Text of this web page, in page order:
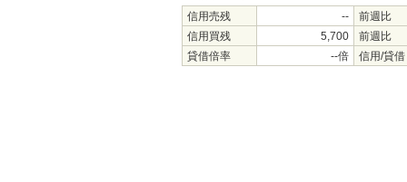
信用売残
--
前週比
信用買残
5,700
前週比
貸借倍率
--倍 信用/貸借